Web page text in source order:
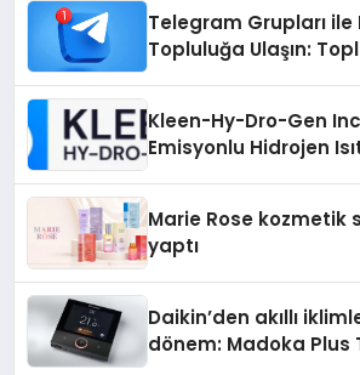
Telegram Grupları ile
Topluluğa Ulaşın:
Kleen-Hy-Dro-Gen
Emisyonlu Hidrojen
Marie Rose kozmetik
yaptı
Daikin’den akıllı
dönem: Madoka Plus